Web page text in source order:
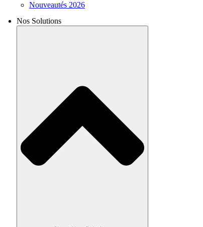
Nouveautés 2026
Nos Solutions